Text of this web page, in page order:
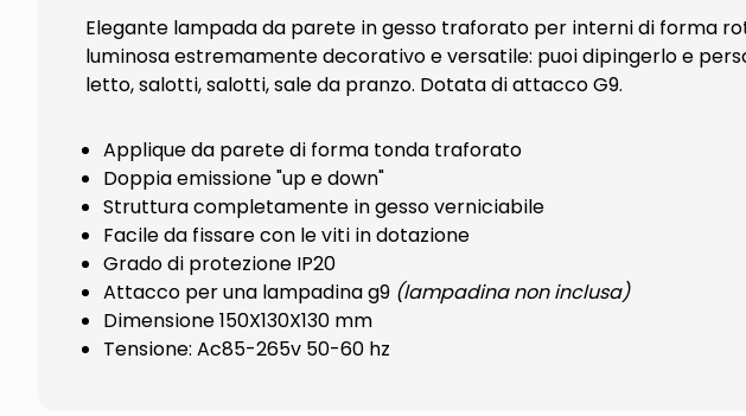
Elegante lampada da parete in gesso traforato per interni di forma
luminosa estremamente decorativo e versatile: puoi dipingerlo e
letto, salotti, salotti, sale da pranzo. Dotata di attacco G9.
Applique da parete di forma tonda traforato
Doppia emissione "up e down"
Struttura completamente in gesso verniciabile
Facile da fissare con le viti in dotazione
Grado di protezione IP20
Attacco per una lampadina g9 (lampadina non inclusa)
Dimensione 150X130X130 mm
Tensione: Ac85-265v 50-60 hz